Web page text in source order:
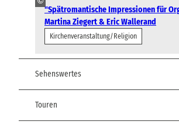
"Spätromantische Impressionen für
Martina Ziegert & Eric Wallerand
Kirchenveranstaltung/Religion
Sehenswertes
Touren